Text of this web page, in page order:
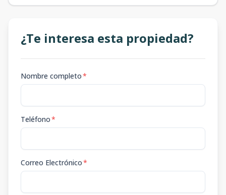
¿Te interesa esta propiedad?
Nombre completo*
Teléfono*
Correo Electrónico*